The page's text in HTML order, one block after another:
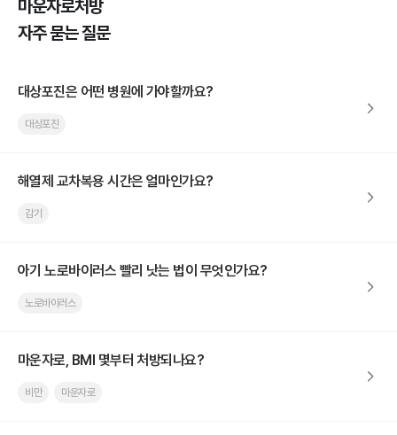
마운자로처방
자주 묻는 질문
대상포진은 어떤 병원에 가야할까요?
대상포진
해열제 교차복용 시간은 얼마인가요?
감기
아기 노로바이러스 빨리 낫는 법이 무엇인가요?
노로바이러스
마운자로, BMI 몇부터 처방되나요?
비만 마운자로